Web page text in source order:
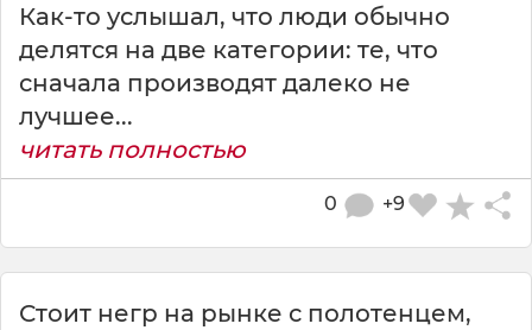
Как-то услышал, что люди обычно
делятся на две категории: те, что
сначала производят далеко не
лучшее...
читать полностью
+9
0
Стоит негр на рынке с полотенцем,